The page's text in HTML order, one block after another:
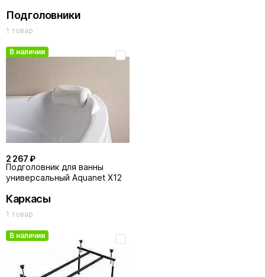
Подголовники
1 товар
В наличии
2 267 ₽
Подголовник для ванны
универсальный Aquanet Х12
Каркасы
1 товар
В наличии